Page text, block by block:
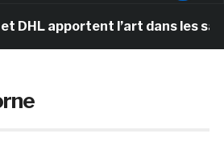
apportent l’art dans les